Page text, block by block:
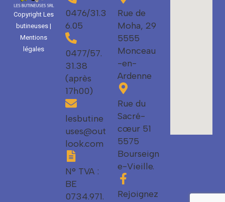
Copyright Les
butineuses |
Mentions
légales
0476/31.3
6.05
0477/57.
31.38
(après
17h00)
lesbutine
uses@out
look.com
N° TVA :
BE
0734.971.
Rue de
Moha, 29
5555
Monceau
-en-
Ardenne
Rue du
Sacré-
cœur 51
5575
Bourseign
e-Vieille.
Rejoignez